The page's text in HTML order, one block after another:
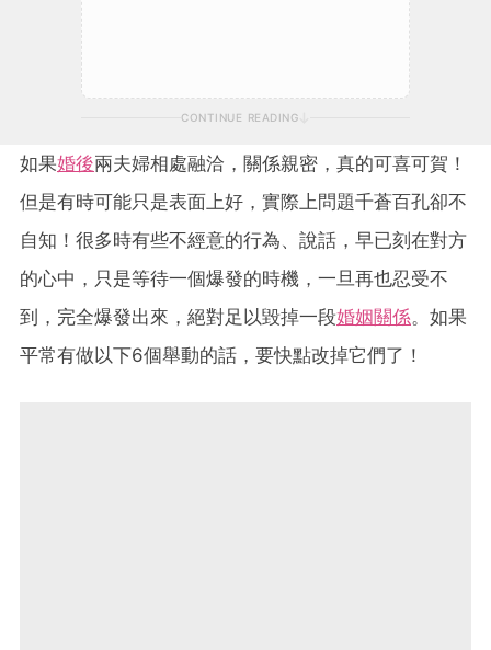
CONTINUE READING
如果婚後兩夫婦相處融洽，關係親密，真的可喜可賀！
但是有時可能只是表面上好，實際上問題千蒼百孔卻不
自知！很多時有些不經意的行為、說話，早已刻在對方
的心中，只是等待一個爆發的時機，一旦再也忍受不
到，完全爆發出來，絕對足以毀掉一段婚姻關係。如果
平常有做以下6個舉動的話，要快點改掉它們了！